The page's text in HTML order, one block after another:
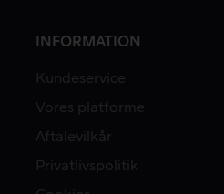
INFORMATION
Kundeservice
Vores platforme
Aftalevilkår
Privatlivspolitik